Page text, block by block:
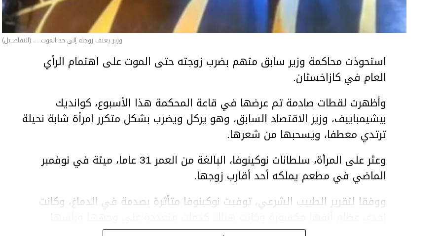
وزير يعنف زوجته إلى حد الموت ... (التفاصــيل)
استحوذت محاكمة وزير سابق متهم بضرب زوجته حتى الموت على اهتمام الرأي
العام في كازاخستان.
وأظهرت لقطات صادمة تم عرضها في قاعة المحكمة هذا الأسبوع، كوانديك
بيشيمباييف، وزير الاقتصاد السابق، وهو يركل ويضرب بشكل متكرر امرأة شابة نحيلة
ترتدي معطفا، ويسحبها من شعرها.
وعثر على المرأة، سلطانات نوكينوفا، البالغة من العمر 31 عاما، ميتة في نوفمبر
الماضي في مطعم يملكه أحد أقارب زوجها.
ووفقا لتقرير الطبيب الشرعي، توفيت نوكينوفا متأثرة بصدمة في الدماغ، وكانت